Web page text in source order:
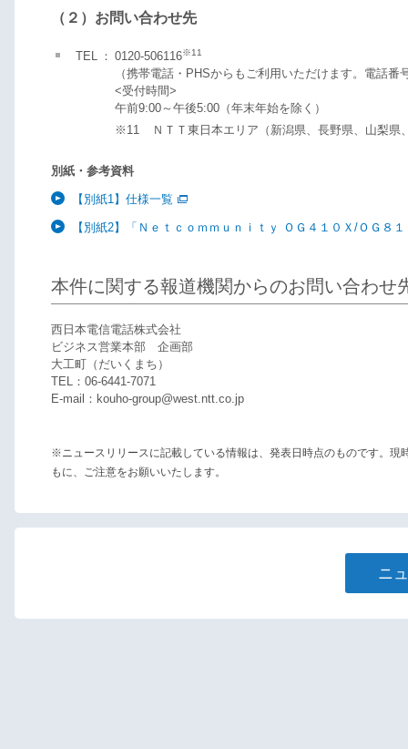
（２）お問い合わせ先
TEL ： 0120-506116※11
（携帯電話・PHSからもご利用いただけます。電話
<受付時間>
午前9:00～午後5:00（年末年始を除く）
※11
ＮＴＴ東日本エリア（新潟県、長野県、山梨
別紙・参考資料
【別紙1】仕様一覧
【別紙2】「Ｎｅｔｃｏｍｍｕｎｉｔｙ ＯＧ４１０Ｘ/ＯＧ８
本件に関する報道機関からのお問い合わせ
西日本電信電話株式会社
ビジネス営業本部 企画部
大工町（だいくまち）
TEL：06-6441-7071
E-mail：kouho-group@west.ntt.co.jp
※ニュースリリースに記載している情報は、発表日時点のものです。
もに、ご注意をお願いいたします。
ニ